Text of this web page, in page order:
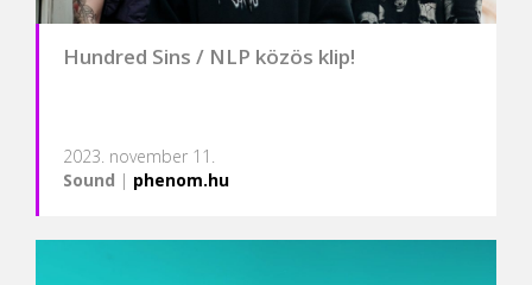
Hundred Sins / NLP közös klip!
2023. november 11.
Sound | phenom.hu